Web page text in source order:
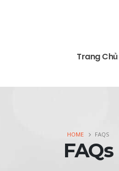
Trang Chủ
HOME FAQS
FAQs